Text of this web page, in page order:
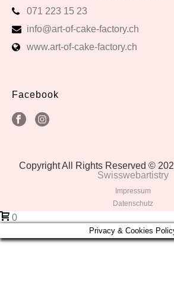
071 223 15 23
info@art-of-cake-factory.ch
www.art-of-cake-factory.ch
Facebook
Copyright All Rights Reserved ©
Swisswebartistry
Impressum
Datenschutz
0
Privacy & Cookies